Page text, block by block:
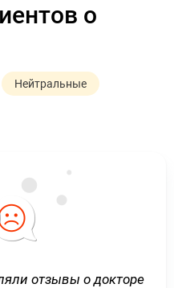
о
Нейтральные
отзывы о докторе